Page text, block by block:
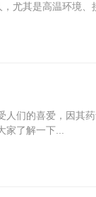
尤其是高温环境、
们的喜爱，因其
了解一下...